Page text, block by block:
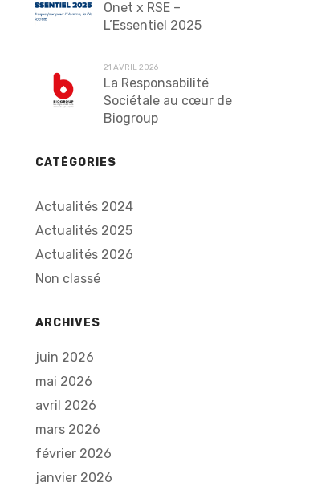
Onet x RSE –
L’Essentiel 2025
21 AVRIL 2026
La Responsabilité
Sociétale au cœur de
Biogroup
CATÉGORIES
Actualités 2024
Actualités 2025
Actualités 2026
Non classé
ARCHIVES
juin 2026
mai 2026
avril 2026
mars 2026
février 2026
janvier 2026